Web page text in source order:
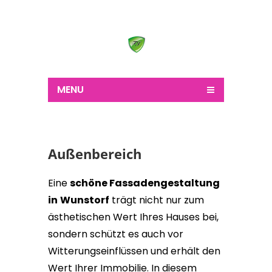
MENU
Außenbereich
Eineschöne Fassadengestaltung
in Wunstorf trägt nicht nur zum
ästhetischen Wert Ihres Hauses bei,
sondern schützt es auch vor
Witterungseinflüssen und erhält den
Wert Ihrer Immobilie. In diesem